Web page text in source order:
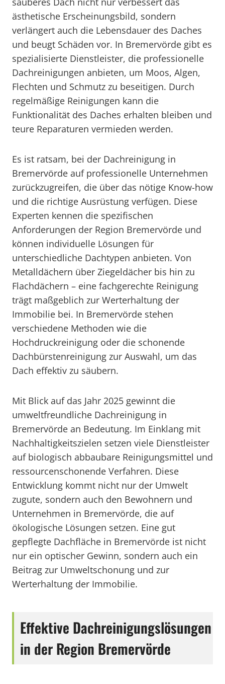
ästhetische Erscheinungsbild, sondern
verlängert auch die Lebensdauer des Daches
und beugt Schäden vor. In Bremervörde gibt es
spezialisierte Dienstleister, die professionelle
Dachreinigungen anbieten, um Moos, Algen,
Flechten und Schmutz zu beseitigen. Durch
regelmäßige Reinigungen kann die
Funktionalität des Daches erhalten bleiben und
teure Reparaturen vermieden werden.
Es ist ratsam, bei der Dachreinigung in
Bremervörde auf professionelle Unternehmen
zurückzugreifen, die über das nötige Know-how
und die richtige Ausrüstung verfügen. Diese
Experten kennen die spezifischen
Anforderungen der Region Bremervörde und
können individuelle Lösungen für
unterschiedliche Dachtypen anbieten. Von
Metalldächern über Ziegeldächer bis hin zu
Flachdächern – eine fachgerechte Reinigung
trägt maßgeblich zur Werterhaltung der
Immobilie bei. In Bremervörde stehen
verschiedene Methoden wie die
Hochdruckreinigung oder die schonende
Dachbürstenreinigung zur Auswahl, um das
Dach effektiv zu säubern.
Mit Blick auf das Jahr 2025 gewinnt die
umweltfreundliche Dachreinigung in
Bremervörde an Bedeutung. Im Einklang mit
Nachhaltigkeitszielen setzen viele Dienstleister
auf biologisch abbaubare Reinigungsmittel und
ressourcenschonende Verfahren. Diese
Entwicklung kommt nicht nur der Umwelt
zugute, sondern auch den Bewohnern und
Unternehmen in Bremervörde, die auf
ökologische Lösungen setzen. Eine gut
gepflegte Dachfläche in Bremervörde ist nicht
nur ein optischer Gewinn, sondern auch ein
Beitrag zur Umweltschonung und zur
Werterhaltung der Immobilie.
Effektive Dachreinigungslösungen
in der Region Bremervörde